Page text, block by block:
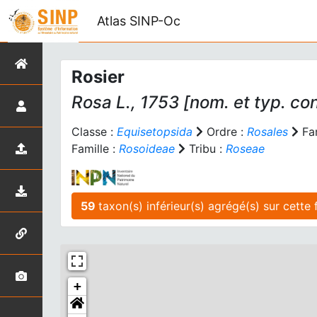
Atlas SINP-Oc
Rosier
Rosa L., 1753 [nom. et typ.
Classe : Equisetopsida Ordre : Rosales
Famille : Rosoideae Tribu : Roseae
59
+